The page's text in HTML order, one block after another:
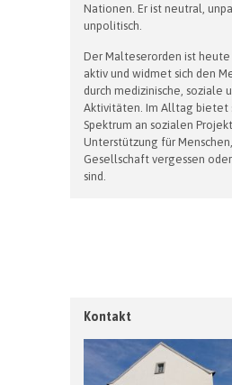
Nationen. Er ist neutral,
unpolitisch.
Der Malteserorden ist heute
aktiv und widmet sich den
durch medizinische, soziale
Aktivitäten. Im Alltag bietet
Spektrum an sozialen
Unterstützung für
Gesellschaft vergessen
sind.
Kontakt